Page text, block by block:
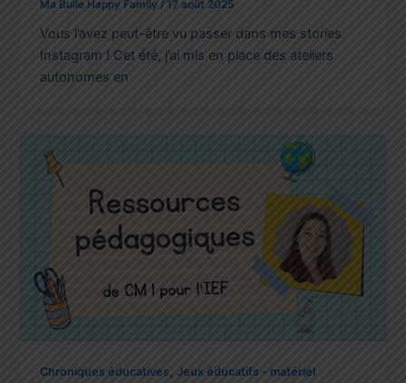
Ma Bulle Happy Family /17 août 2025
Vous l’avez peut-être vu passer dans mes stories
Instagram ! Cet été, j’ai mis en place des ateliers
autonomes en
Chroniques éducatives,Jeux éducatifs - matériel